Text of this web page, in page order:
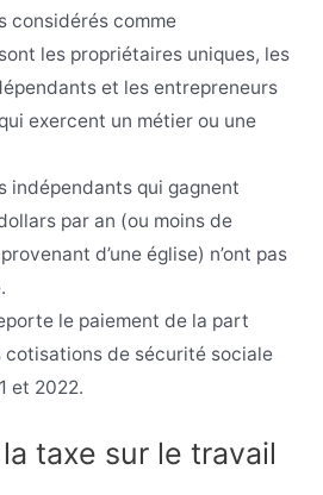
considérés comme
les propriétaires uniques, les
et les entrepreneurs
exercent un métier ou une
indépendants qui gagnent
par an (ou moins de
d’une église) n’ont pas
le paiement de la part
cotisations de sécurité sociale
et 2022.
taxe sur le travail